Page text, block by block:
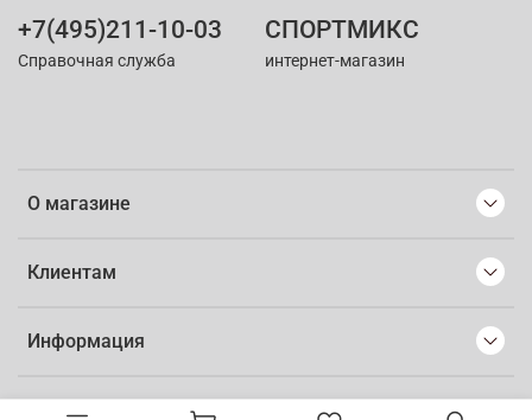
О магазине
Клиентам
Информация
+7(495)211-10-03
Справочная служба
СПОРТМИКС
интернет-магазин